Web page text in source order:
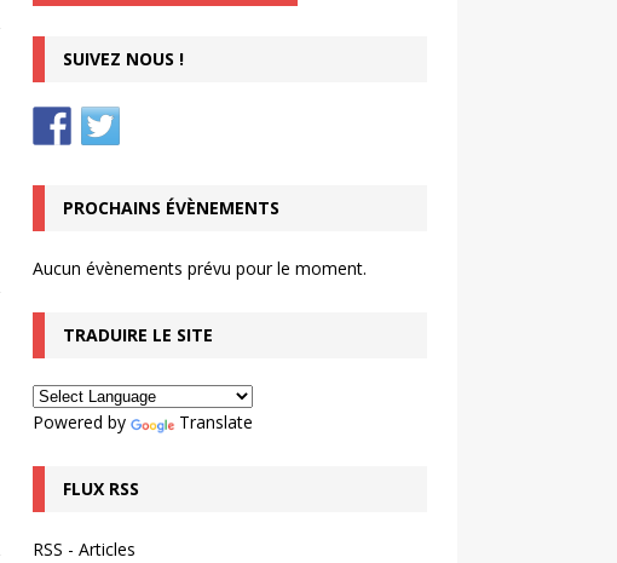
SUIVEZ NOUS !
PROCHAINS ÉVÈNEMENTS
Aucun évènements prévu pour le moment.
TRADUIRE LE SITE
Powered by Translate
FLUX RSS
RSS - Articles